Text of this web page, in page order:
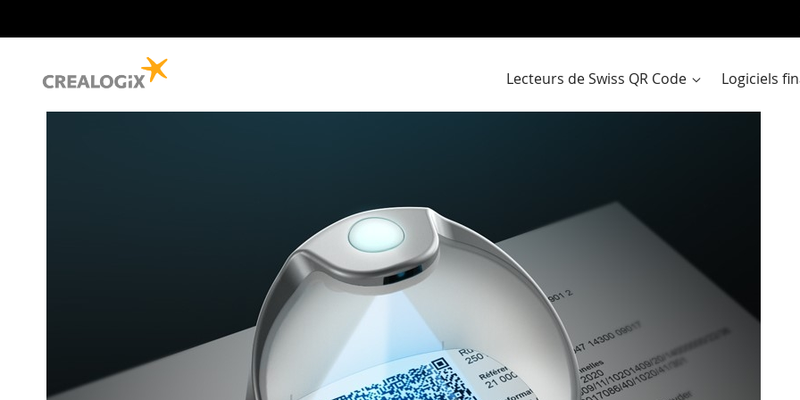
au
Lecteurs de Swiss QR Code Logiciels